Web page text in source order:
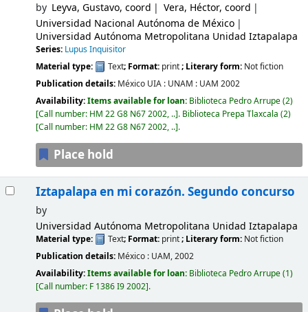
by Leyva, Gustavo, coord
Vera, Héctor, coord
Universidad Nacional Autónoma de México
Universidad Autónoma Metropolitana Unidad Iztapalapa
Series: Lupus Inquisitor
Material type:
Text; Format: print; Literary form: Not fiction
Publication details: México UIA : UNAM : UAM 2002
Availability:Items available for loan: Biblioteca Pedro Arrupe(2)
Call number: HM 22 G8 N67 2002, .. . Biblioteca Prepa Tlaxcala (2)
Call number: HM 22 G8 N67 2002, .. .
Place hold
Iztapalapa en mi corazón. Segundo concurso
by
Universidad Autónoma Metropolitana Unidad Iztapalapa
Material type: Text; Format: print; Literary form: Not fiction
Publication details: México : UAM,2002
Availability:Items available for loan: Biblioteca Pedro Arrupe(1)
Call number: F 1386 I9 2002 .